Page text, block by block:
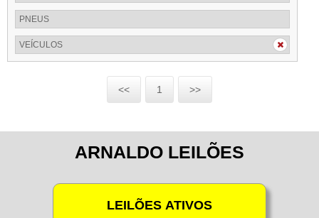
PNEUS
VEÍCULOS
<< 1 >>
ARNALDO LEILÕES